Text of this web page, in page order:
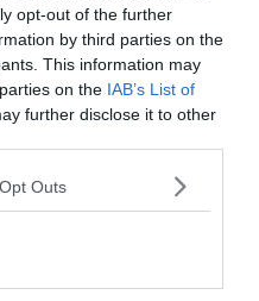
opt-out of the further
by third parties on the
This information may
on the IAB’s List of
further disclose it to other
Outs
bloccati dal
del Soccorso